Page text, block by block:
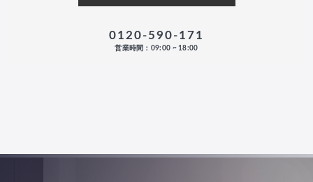
0120-590-171
営業時間：09:00 ~ 18:00